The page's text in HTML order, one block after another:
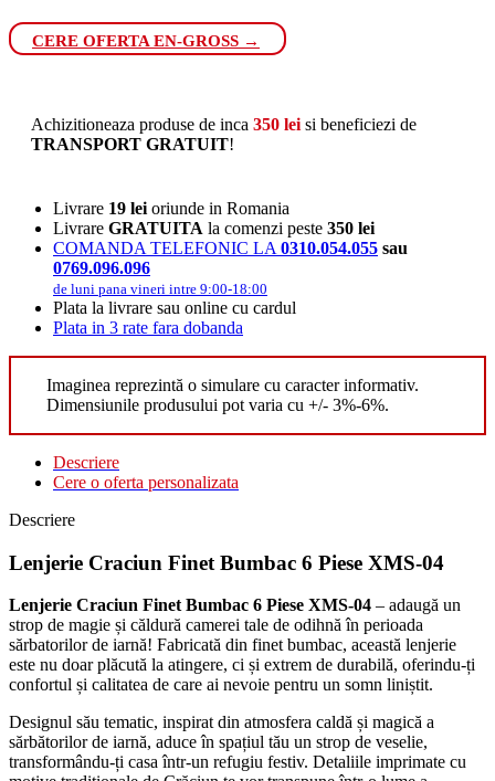
CERE OFERTA EN-GROSS →
Achizitioneaza produse de inca 350 lei si beneficiezi de
TRANSPORT GRATUIT!
Livrare 19 lei oriunde in Romania
Livrare GRATUITA la comenzi peste 350 lei
COMANDA TELEFONIC LA 0310.054.055 sau
0769.096.096
de luni pana vineri intre 9:00-18:00
Plata la livrare sau online cu cardul
Plata in 3 rate fara dobanda
Imaginea reprezintă o simulare cu caracter informativ.
Dimensiunile produsului pot varia cu +/- 3%-6%.
Descriere
Cere o oferta personalizata
Descriere
Lenjerie Craciun Finet Bumbac 6 Piese XMS-04
Lenjerie Craciun Finet Bumbac 6 Piese XMS-04 – adaugă un
strop de magie și căldură camerei tale de odihnă în perioada
sărbatorilor de iarnă! Fabricată din finet bumbac, această lenjerie
este nu doar plăcută la atingere, ci și extrem de durabilă, oferindu-ți
confortul și calitatea de care ai nevoie pentru un somn liniștit.
Designul său tematic, inspirat din atmosfera caldă și magică a
sărbătorilor de iarnă, aduce în spațiul tău un strop de veselie,
transformându-ți casa într-un refugiu festiv. Detaliile imprimate cu